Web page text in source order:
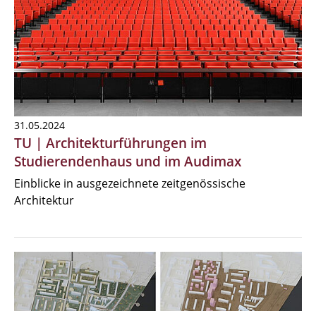
31.05.2024
TU | Architekturführungen im
Studierendenhaus und im Audimax
Einblicke in ausgezeichnete zeitgenössische
Architektur